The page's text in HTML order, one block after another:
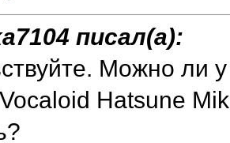
писал(а):
Можно ли у
Hatsune